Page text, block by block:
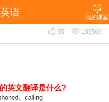

我的课室
语
怎么说？
 55  135566
英文翻译是什么?
、calling